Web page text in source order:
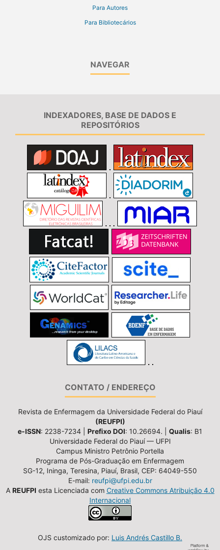
Para Autores
Para Bibliotecários
NAVEGAR
INDEXADORES, BASE DE DADOS E
REPOSITÓRIOS
CONTATO / ENDEREÇO
Revista de Enfermagem da Universidade Federal do Piauí
(REUFPI)
e-ISSN: 2238-7234 | Prefixo DOI: 10.26694. | Qualis: B1
Universidade Federal do Piauí — UFPI
Campus Ministro Petrônio Portella
Programa de Pós-Graduação em Enfermagem
SG-12, Ininga, Teresina, Piauí, Brasil, CEP: 64049-550
E-mail: reufpi@ufpi.edu.br
A REUFPI esta Licenciada com Creative Commons Atribuição 4.0
Internacional
OJS customizado por: Luis Andrés Castillo B.